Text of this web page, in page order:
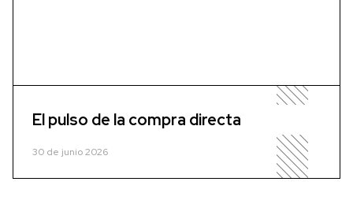
El pulso de la compra directa
30 de junio 2026